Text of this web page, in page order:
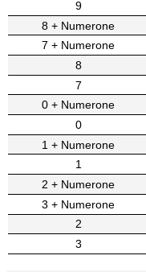
9
8 + Numerone
7 + Numerone
8
7
0 + Numerone
0
1 + Numerone
1
2 + Numerone
3 + Numerone
2
3